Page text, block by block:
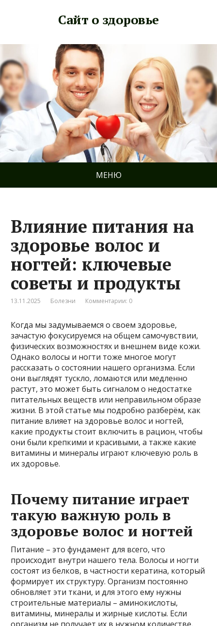
Сайт о здоровье
МЕНЮ
Влияние питания на
здоровье волос и
ногтей: ключевые
советы и продукты
13.11.2025 Болезни Комментарии: 0
Когда мы задумываемся о своем здоровье,
зачастую фокусируемся на общем самочувствии,
физических возможностях и внешнем виде кожи.
Однако волосы и ногти тоже многое могут
рассказать о состоянии нашего организма. Если
они выглядят тускло, ломаются или медленно
растут, это может быть сигналом о недостатке
питательных веществ или неправильном образе
жизни. В этой статье мы подробно разберём, как
питание влияет на здоровье волос и ногтей,
какие продукты стоит включить в рацион, чтобы
они были крепкими и красивыми, а также какие
витамины и минералы играют ключевую роль в
их здоровье.
Почему питание играет
такую важную роль в
здоровье волос и ногтей
Питание – это фундамент для всего, что
происходит внутри нашего тела. Волосы и ногти
состоят из белков, в частности кератина, который
формирует их структуру. Организм постоянно
обновляет эти ткани, и для этого ему нужны
строительные материалы – аминокислоты,
витамины, минералы и жирные кислоты. Если